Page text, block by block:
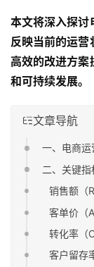
本文将深入探讨
反映当前的运营
高效的改进方案
和可持续发展。
文章导航
一、电商
二、关键
销售额（
客单价（
转化率（
客户留存